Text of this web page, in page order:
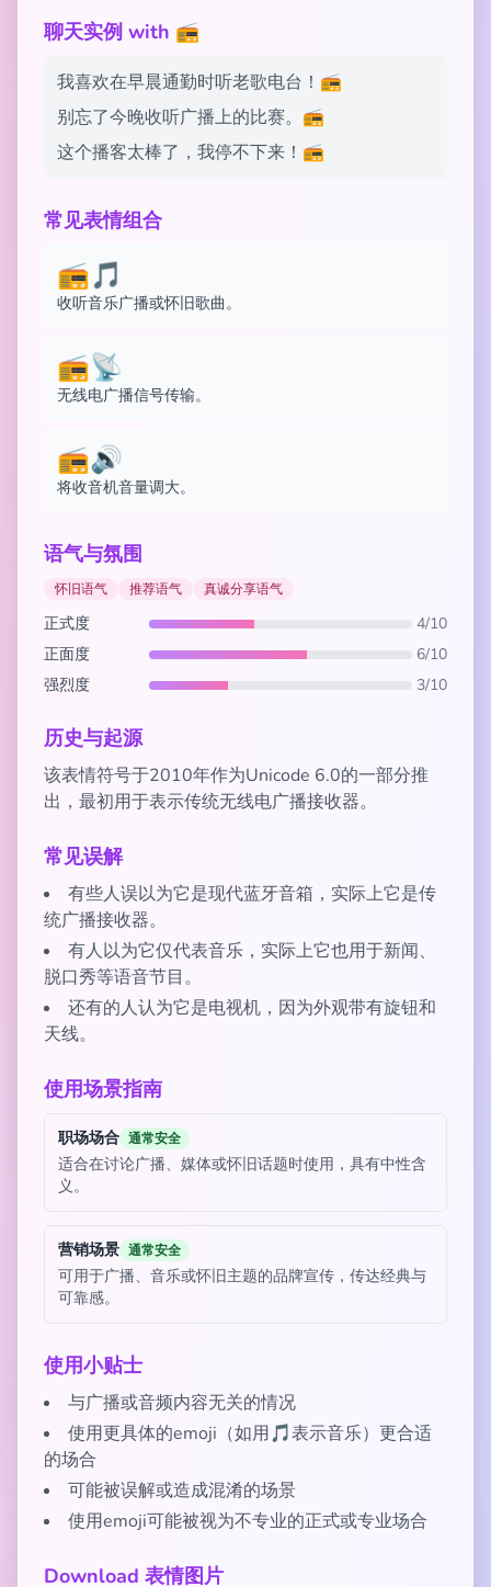
聊天实例 with 📻
我喜欢在早晨通勤时听老歌电台！📻
别忘了今晚收听广播上的比赛。📻
这个播客太棒了，我停不下来！📻
常见表情组合
📻🎵
收听音乐广播或怀旧歌曲。
📻📡
无线电广播信号传输。
📻🔊
将收音机音量调大。
语气与氛围
怀旧语气 推荐语气 真诚分享语气
正式度
4/10
正面度
6/10
强烈度
3/10
历史与起源
该表情符号于2010年作为Unicode 6.0的一部分推
出，最初用于表示传统无线电广播接收器。
常见误解
有些人误以为它是现代蓝牙音箱，实际上它是传
统广播接收器。
有人以为它仅代表音乐，实际上它也用于新闻、
脱口秀等语音节目。
还有的人认为它是电视机，因为外观带有旋钮和
天线。
使用场景指南
职场场合 通常安全
适合在讨论广播、媒体或怀旧话题时使用，具有中性含
义。
营销场景 通常安全
可用于广播、音乐或怀旧主题的品牌宣传，传达经典与
可靠感。
使用小贴士
与广播或音频内容无关的情况
使用更具体的emoji（如用🎵表示音乐）更合适
的场合
可能被误解或造成混淆的场景
使用emoji可能被视为不专业的正式或专业场合
Download 表情图片